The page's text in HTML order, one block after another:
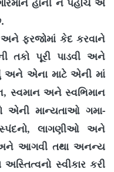
હાની ન પહોંચે એ
.
ફરજોમાં કેદ કરવાને
તકો પૂરી પાડવી અને
અને એના માટે એની માં
, સ્વમાન અને સ્વભિમાન
માન્યતાઓ ગમા-
,
લાગણીઓ અને
આગવી તથા અનન્ય
સ્વીકાર કરી